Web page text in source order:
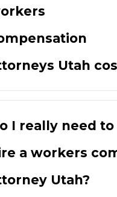
Utah
I really need to
a workers
Utah?